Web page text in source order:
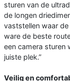
sturen van de
de longen
vaststellen waar
ware de beste
een camera sturen
juiste plek.”
Veilig en